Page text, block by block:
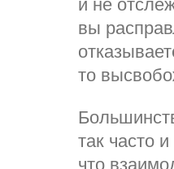
и не
вы
то
так часто
что